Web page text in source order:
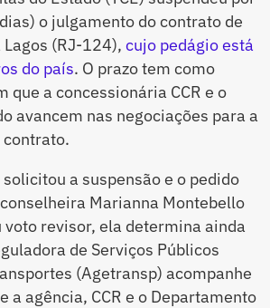
o julgamento do contrato de
(RJ-124), cujo pedágio está
do país. O prazo tem como
que a concessionária CCR e o
avancem nas negociações para a
contrato.
a suspensão e o pedido
Marianna Montebello
voto revisor, ela determina ainda
de Serviços Públicos
(Agetransp) acompanhe
a agência, CCR e o Departamento